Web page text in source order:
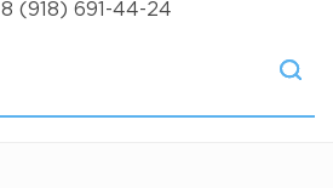
8 (918) 691-44-24